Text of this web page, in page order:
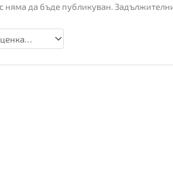
няма да бъде публикуван.